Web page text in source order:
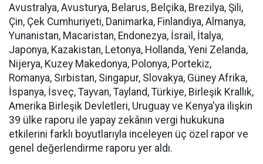
Avustralya, Avusturya, Belarus, Belçika, Brezilya, Şili,
Çin, Çek Cumhuriyeti, Danimarka, Finlandiya, Almanya,
Yunanistan, Macaristan, Endonezya, İsrail, İtalya,
Japonya, Kazakistan, Letonya, Hollanda, Yeni Zelanda,
Nijerya, Kuzey Makedonya, Polonya, Portekiz,
Romanya, Sırbistan, Singapur, Slovakya, Güney Afrika,
İspanya, İsveç, Tayvan, Tayland, Türkiye, Birleşik Krallık,
Amerika Birleşik Devletleri, Uruguay ve Kenya'ya ilişkin
39 ülke raporu ile yapay zekânın vergi hukukuna
etkilerini farklı boyutlarıyla inceleyen üç özel rapor ve
genel değerlendirme raporu yer aldı.